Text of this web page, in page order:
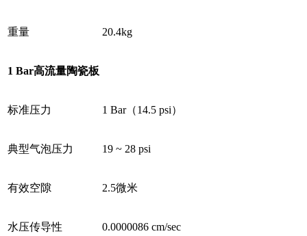
重量 20.4kg
1 Bar高流量陶瓷板
标准压力 1 Bar（14.5 psi）
典型气泡压力 19 ~ 28 psi
有效空隙 2.5微米
水压传导性 0.0000086 cm/sec